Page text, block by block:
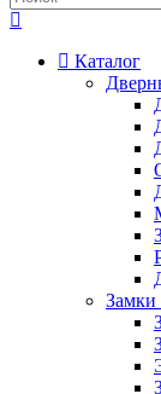
Каталог
Замки